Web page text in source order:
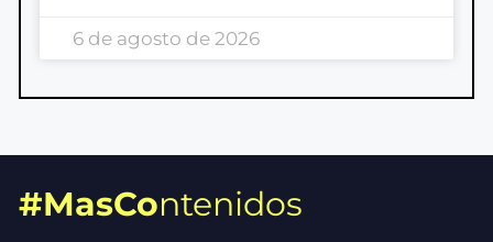
6 de agosto de 2026
#MasContenidos